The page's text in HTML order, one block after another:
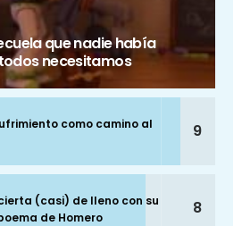
que nadie había
necesitamos
como camino al
9
(casi) de lleno con su
de Homero
8